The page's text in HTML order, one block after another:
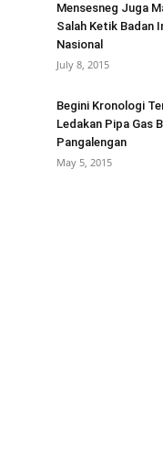
Mensesneg Juga
Salah Ketik Badan
Nasional
July 8, 2015
Begini Kronologi
Ledakan Pipa Gas
Pangalengan
May 5, 2015